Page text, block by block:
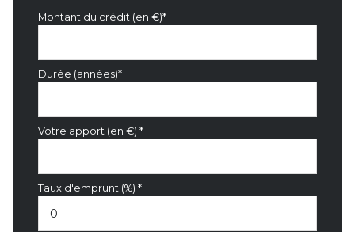
Montant du crédit (en €)*
Durée (années)*
Votre apport (en €) *
Taux d'emprunt (%) *